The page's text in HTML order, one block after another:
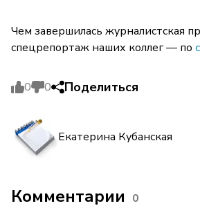
Чем завершилась журналистская
спецрепортаж наших коллег — по
0 0 Поделиться
Екатерина Кубанская
Комментарии 0